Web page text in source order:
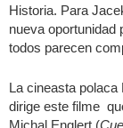
Historia. Para
nueva oportunidad
todos parecen
La cineasta
dirige este filme
Michal Englert (